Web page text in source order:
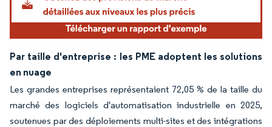
Par taille d'entreprise : les PME adoptent les solutions
en nuage
Les grandes entreprises représentaient 72,05 % de la taille du
marché des logiciels d'automatisation industrielle en 2025,
soutenues par des déploiements multi-sites et des intégrations